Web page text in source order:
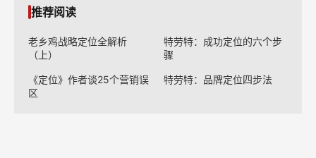
推荐阅读
老乡鸡战略定位全解析
（上）
特劳特：成功定位的六个步
骤
《定位》作者谈25个营销误
区
特劳特：品牌定位四步法